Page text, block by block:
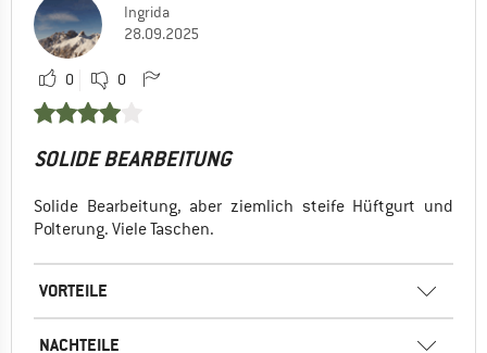
Ingrida
28.09.2025
0 0
SOLIDE BEARBEITUNG
Solide Bearbeitung, aber ziemlich steife Hüftgurt und
Polterung. Viele Taschen.
VORTEILE
NACHTEILE